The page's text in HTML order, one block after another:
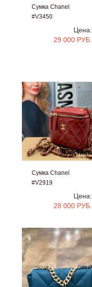
Сумка Chanel
#V3450
Цена:
29 000 РУБ.
Сумка Chanel
#V2919
Цена:
28 000 РУБ.